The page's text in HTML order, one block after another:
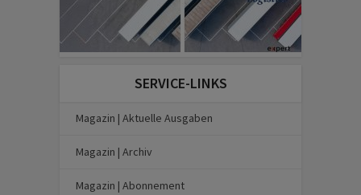
SERVICE-LINKS
Magazin | Aktuelle Ausgaben
Magazin | Archiv
Magazin | Abonnement